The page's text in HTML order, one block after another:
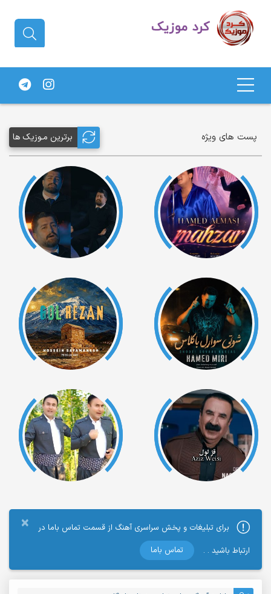
پست های ویژه برترین مـوزیک ها
×
برای تبلیغات و پخش سراسری آهنگ از قسمت تماس باما در
ارتباط باشید . .
تماس باما